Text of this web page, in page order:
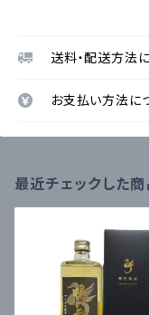
送料・配送方法
お支払い方法に
最近チェックした商